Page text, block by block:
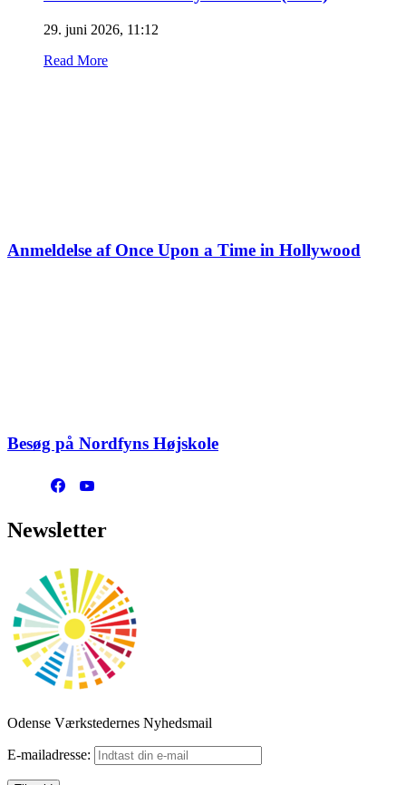
29. juni 2026, 11:12
Read More
Anmeldelse af Once Upon a Time in Hollywood
Besøg på Nordfyns Højskole
Newsletter
Odense Værkstedernes Nyhedsmail
E-mailadresse: